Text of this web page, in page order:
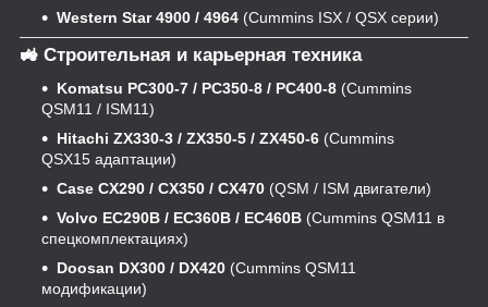
Western Star 4900 / 4964 (Cummins ISX / QSX серии)
🚜 Строительная и карьерная техника
Komatsu PC300-7 / PC350-8 / PC400-8 (Cummins
QSM11 / ISM11)
Hitachi ZX330-3 / ZX350-5 / ZX450-6 (Cummins
QSX15 адаптации)
Case CX290 / CX350 / CX470 (QSM / ISM двигатели)
Volvo EC290B / EC360B / EC460B (Cummins QSM11 в
спецкомплектациях)
Doosan DX300 / DX420 (Cummins QSM11
модификации)